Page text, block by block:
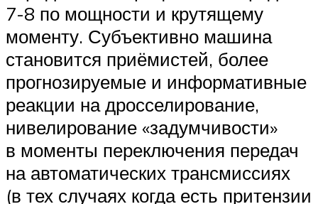
7-8 по мощности и крутящему
моменту. Субъективно машина
становится приёмистей, более
прогнозируемые и информативные
реакции на дросселирование,
нивелирование «задумчивости»
в моменты переключения передач
на автоматических трансмиссиях
(в тех случаях когда есть притензии